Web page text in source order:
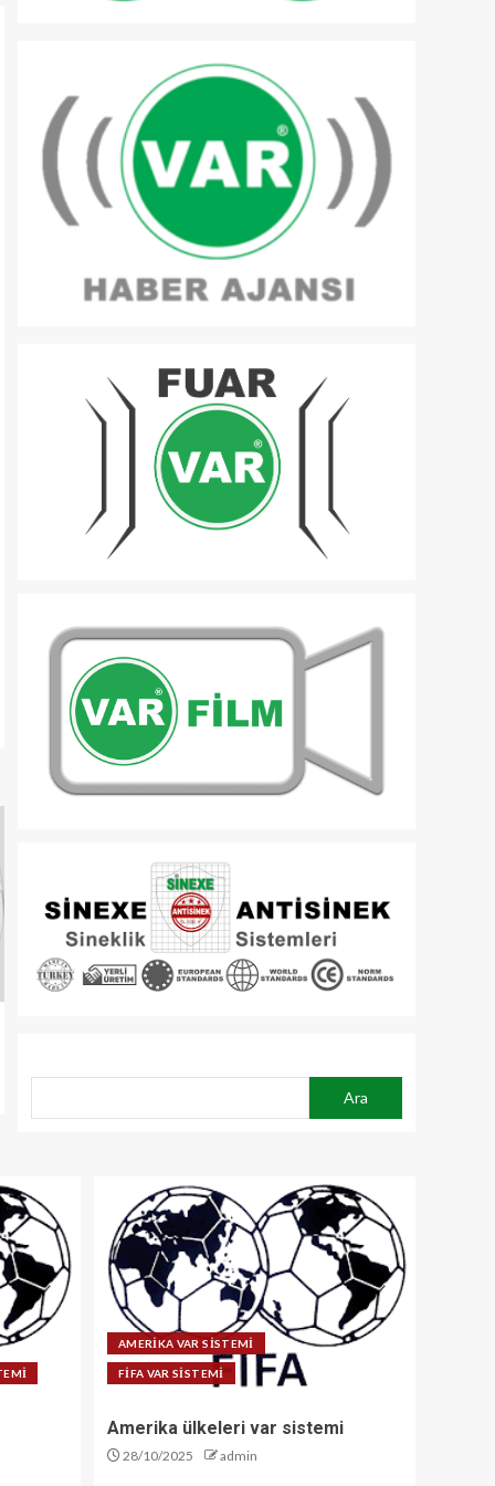
Ara
AMERİKA VAR SİSTEMİ
FİFA VAR SİSTEMİ
Amerika ülkeleri var sistemi
28/10/2025 admin